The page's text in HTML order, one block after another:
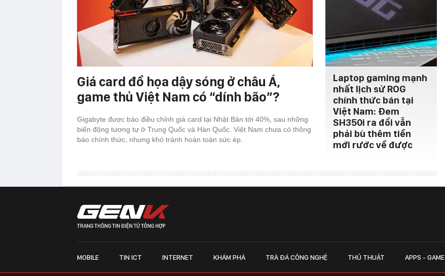
Giá card đồ họa dậy sóng ở châu Á,
game thủ Việt Nam có “dính bão”?
Gigabyte được báo điều chỉnh giá card tại Nhật Bản tới 40%, sau những
biến động tương tự ở Trung Quốc và Hàn Quốc. Việt Nam chưa có thông
báo chính thức, nhưng khó tránh hoàn toàn sức ép.
Laptop gaming mạnh
nhất lịch sử ROG
chính thức bán tại
Việt Nam: Đem
SH350i ra đổi vẫn
phải bù thêm tiền
mới rước về được
MOBILE TIN ICT INTERNET KHÁM PHÁ TRÀ ĐÁ CÔNG NGHỆ THỦ THUẬT APPS - GAME